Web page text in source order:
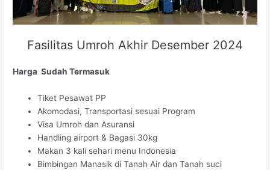
Fasilitas Umroh Akhir Desember 2024
Harga Sudah Termasuk
Tiket Pesawat PP
Akomodasi, Transportasi sesuai Program
Visa Umroh dan Asuransi
Handling airport & Bagasi 30kg
Makan 3 kali sehari menu Indonesia
Bimbingan Manasik di Tanah Air dan Tanah suci